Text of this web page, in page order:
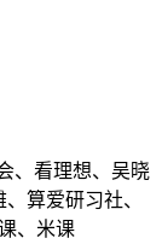
、看理想、吴晓
算爱研习社、
、米课